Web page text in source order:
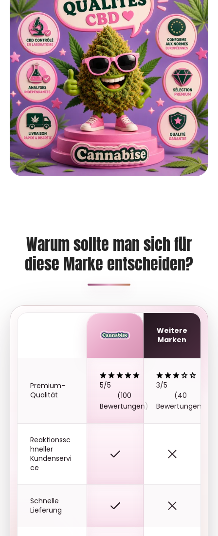
Warum sollte man sich für
diese Marke entscheiden?
Weitere
Marken
Premium-
Qualität
5/5
(100
Bewertungen)
3/5
(40
Bewertungen)
Reaktionssc
hneller
Kundenservi
ce
Schnelle
Lieferung